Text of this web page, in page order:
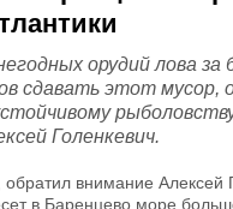
орудий лова за
сдавать этот мусор,
Голенкевич.
внимание Алексей
в Баренцево море